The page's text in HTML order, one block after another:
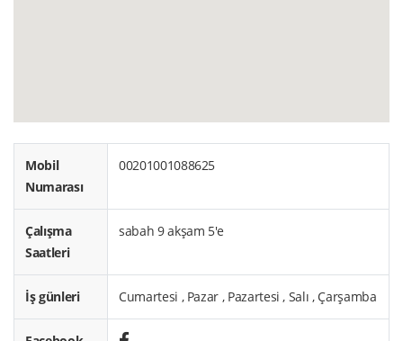
Mobil
Numarası
00201001088625
Çalışma
Saatleri
sabah 9 akşam 5'e
İş günleri Cumartesi , Pazar , Pazartesi , Salı , Çarşamba